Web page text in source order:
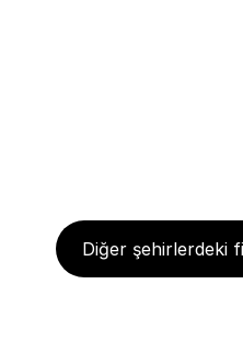
Diğer şehirlerdeki